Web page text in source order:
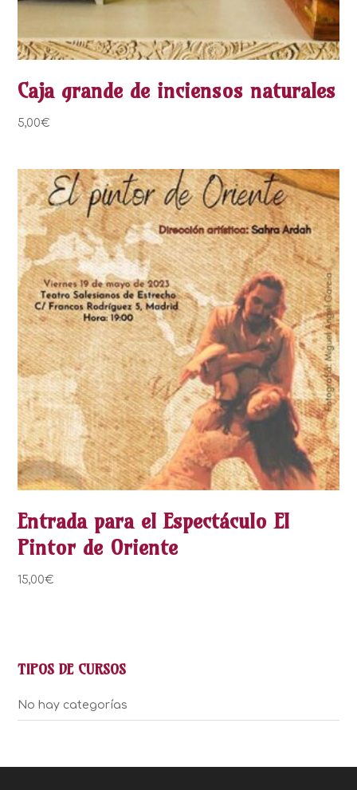
Caja grande de inciensos naturales
5,00€
Entrada para el Espectáculo El
Pintor de Oriente
15,00€
TIPOS DE CURSOS
No hay categorías